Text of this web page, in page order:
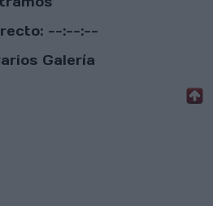
--:--:--
Galería